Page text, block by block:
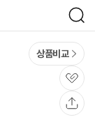
검
색
상품비교
관
심